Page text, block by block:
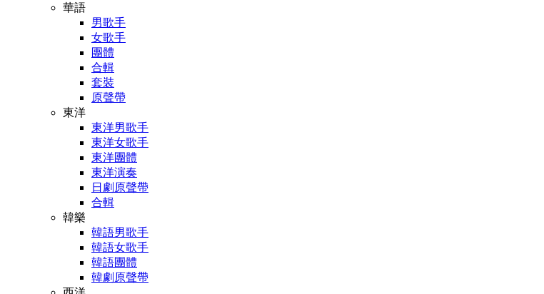
華語
男歌手
女歌手
團體
合輯
套裝
原聲帶
東洋
東洋男歌手
東洋女歌手
東洋團體
東洋演奏
日劇原聲帶
合輯
韓樂
韓語男歌手
韓語女歌手
韓語團體
韓劇原聲帶